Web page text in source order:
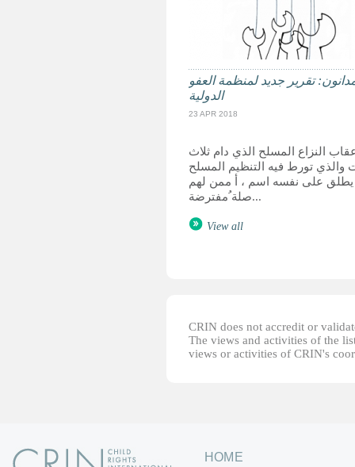
تقرير جديد لمنظمة العفو
الدولية
23 APR 2018
النزاع المسلح الذي دام ثلاث
والذي تورط فيه التنظيم المسلح
يطلق على نفسه اسم ، أ ممن لهم
صلة ُمفترضة...
View all
CRIN does not accredit or
The views and activities of the
views or activities of CRIN's
HOME